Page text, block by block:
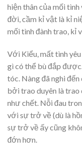
hiện thân của mối tình
đời, cầm kỉ vật là kỉ
mối tình đành trao, kỉ
Với Kiểu, mất tình
gì có thể bù đắp
tóc. Nàng đã nghi
bởi trao duyên là trao
như chết. Nỗi đau
với sự trở về (dù là
sự trở về ấy cũng
đớn hơn.